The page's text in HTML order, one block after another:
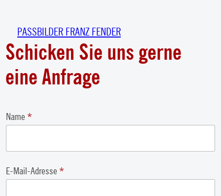
springen
PASSBILDER FRANZ FENDER
Schicken Sie uns gerne
eine Anfrage
Name *
E-Mail-Adresse *